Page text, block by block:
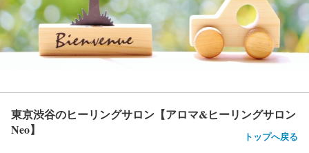
東京渋谷のヒーリングサロン【アロマ&ヒーリングサロン
Neo】
トップへ戻る